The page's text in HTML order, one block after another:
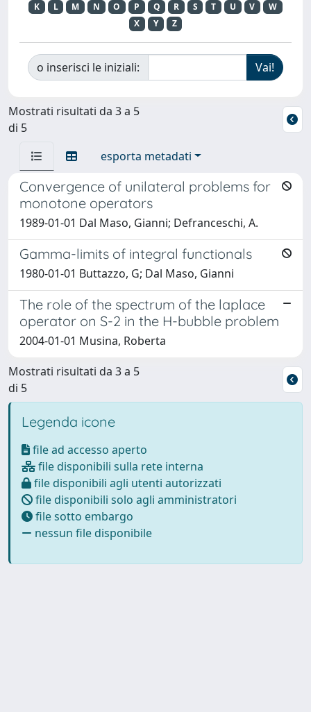
K
L M N O P Q R S T U V
W
X
Y Z
o inserisci le iniziali:
Mostrati risultati da 3 a 5
di 5
esporta metadati
Convergence of unilateral problems for
monotone operators
1989-01-01 Dal Maso, Gianni; Defranceschi, A.
Gamma-limits of integral functionals
1980-01-01 Buttazzo, G; Dal Maso, Gianni
The role of the spectrum of the laplace
operator on S-2 in the H-bubble problem
2004-01-01 Musina, Roberta
Mostrati risultati da 3 a 5
di 5
Legenda icone
file ad accesso aperto
file disponibili sulla rete interna
file disponibili agli utenti autorizzati
file disponibili solo agli amministratori
file sotto embargo
nessun file disponibile